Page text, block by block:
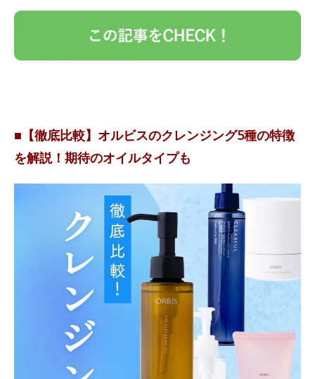
■【徹底比較】オルビスのクレンジング5種の特徴
を解説！期待のオイルタイプも